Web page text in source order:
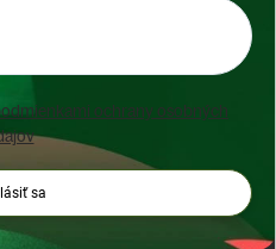
ochrany osobných
sa